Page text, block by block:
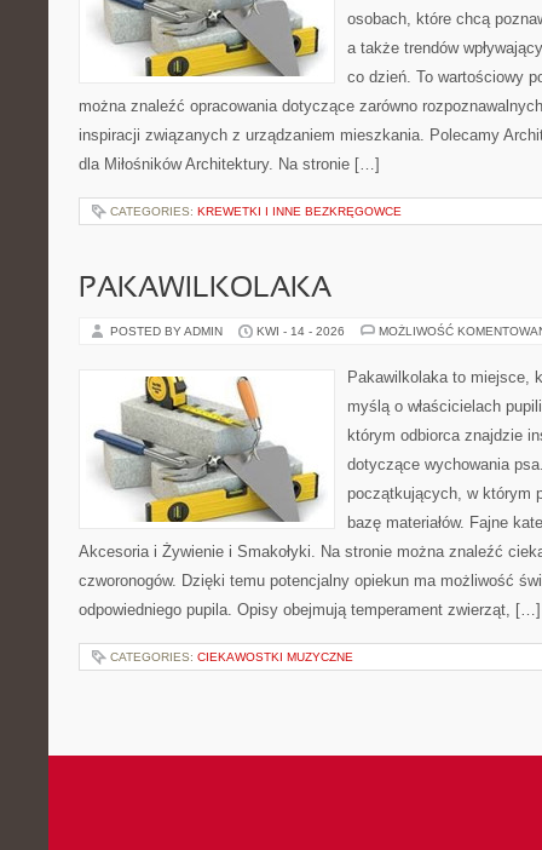
osobach, które chcą
a także trendów
co dzień. To wartościowy
można znaleźć opracowania dotyczące zarówno
inspiracji związanych z urządzaniem mieszkania. Polecamy
dla Miłośników Architektury. Na stronie […]
CATEGORIES: KREWETKI I INNE BEZKRĘGOWCE
PAKAWILKOLAKA
POSTED BY ADMIN KWI - 14 - 2026 MOŻLIWOŚĆ
Pakawilkolaka to miejsce,
myślą o właścicielach
którym odbiorca znajdzie
dotyczące wychowania
początkujących, w którym
bazę materiałów. Fajne
Akcesoria i Żywienie i Smakołyki. Na stronie można znaleźć
czworonogów. Dzięki temu potencjalny opiekun ma możliwość
odpowiedniego pupila. Opisy obejmują temperament zwierząt, […]
CATEGORIES: CIEKAWOSTKI MUZYCZNE